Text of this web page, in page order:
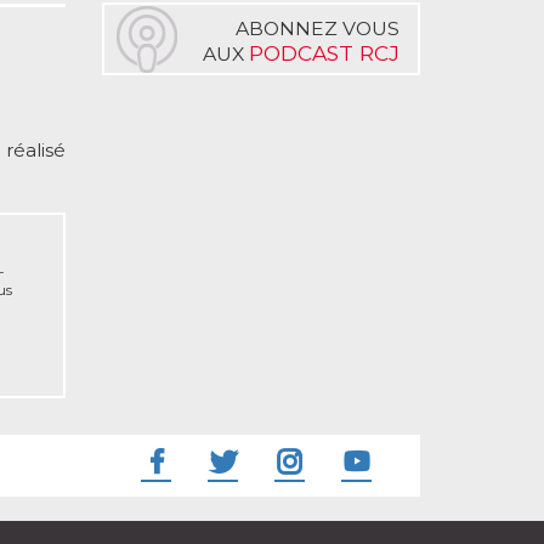
réalisé
ABONNEZ VOUS
AUX PODCAST RCJ